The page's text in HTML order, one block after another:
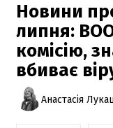
Новини
липня:
комісію,
вбиває
Анастасія